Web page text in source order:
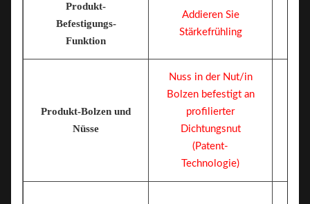
Produkt-
Befestigungs-
Funktion
Addieren Sie
Stärkefrühling
Produkt-Bolzen und
Nüsse
Nuss in der Nut/in
Bolzen befestigt an
profilierter
Dichtungsnut
(Patent-
Technologie)